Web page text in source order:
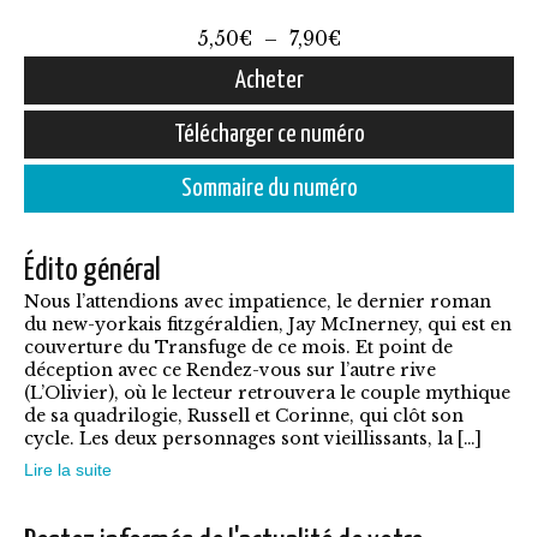
5,50€ – 7,90€
prix :
5,50€
à
7,90€
Acheter
produit
variations.
Les
options
peuvent
être
choisies
la
Télécharger ce numéro
Sommaire du numéro
Édito général
Nous l’attendions avec impatience, le dernier roman
du new-yorkais fitzgéraldien, Jay McInerney, qui est en
couverture du Transfuge de ce mois. Et point de
déception avec ce Rendez-vous sur l’autre rive
(L’Olivier), où le lecteur retrouvera le couple mythique
de sa quadrilogie, Russell et Corinne, qui clôt son
cycle. Les deux personnages sont vieillissants, la […]
Lire la suite